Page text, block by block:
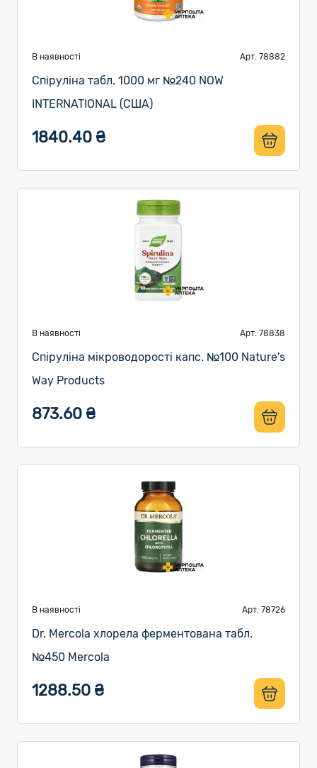
В наявності Арт. 78882
Спіруліна табл. 1000 мг №240 NOW
INTERNATIONAL (США)
1840.40 ₴
В наявності Арт. 78838
Спіруліна мікроводорості капс. №100 Nature's
Way Products
873.60 ₴
В наявності Арт. 78726
Dr. Mercola хлорела ферментована табл.
№450 Mercola
1288.50 ₴